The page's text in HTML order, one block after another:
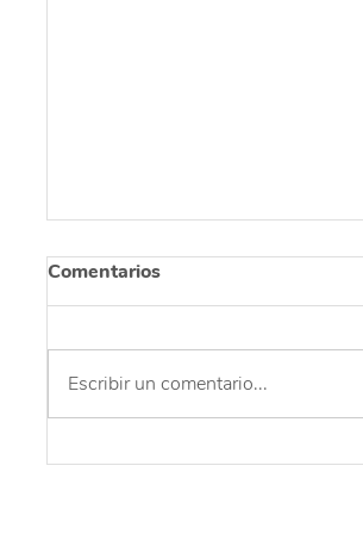
Comentarios
Escribir un comentario...